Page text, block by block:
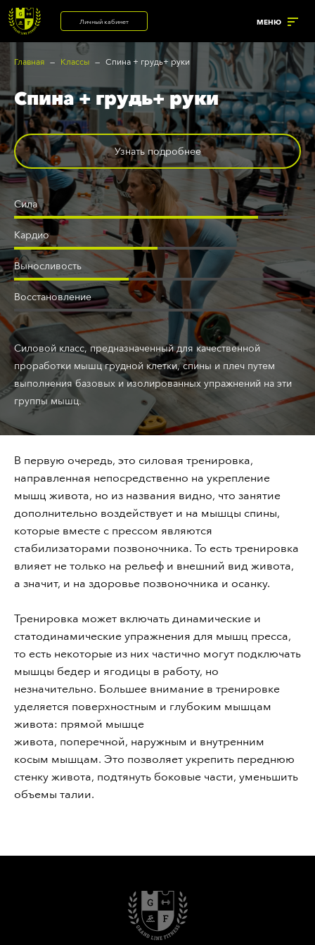
Личный кабинет МЕНЮ
зал
теннис
программы
состава тела
комплекс
Корпоративный фитнес
Солярий с коллагеновыми
Солярий
Массажный кабинет
Главная Классы Спина + грудь+ руки
Спина + грудь+ руки
Узнать подробнее
Сила
Кардио
Выносливость
Восстановление
Cиловой класс, предназначенный для качественной
проработки мышц грудной клетки, спины и плеч путем
выполнения базовых и изолированных упражнений на эти
группы мышц.
В первую очередь, это силовая тренировка,
направленная непосредственно на укрепление
мышц живота, но из названия видно, что занятие
дополнительно воздействует и на мышцы спины,
которые вместе с прессом являются
стабилизаторами позвоночника. То есть тренировка
влияет не только на рельеф и внешний вид живота,
а значит, и на здоровье позвоночника и осанку.
Тренировка может включать динамические и
статодинамические упражнения для мышц пресса,
то есть некоторые из них частично могут подключать
мышцы бедер и ягодицы в работу, но
незначительно. Большее внимание в тренировке
уделяется поверхностным и глубоким мышцам
живота: прямой мышце
живота, поперечной, наружным и внутренним
косым мышцам. Это позволяет укрепить переднюю
стенку живота, подтянуть боковые части, уменьшить
объемы талии.